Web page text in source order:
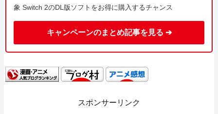
象 Switch 2のDL版ソフトをお得に購入するチャンス
キャンペーンのまとめ記事を見る ➔
スポンサーリンク